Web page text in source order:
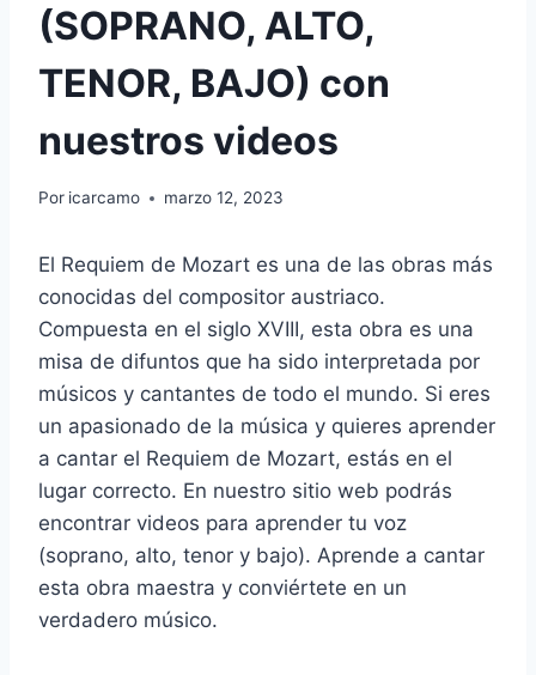
(SOPRANO, ALTO,
TENOR, BAJO) con
nuestros videos
Por icarcamo marzo 12, 2023
El Requiem de Mozart es una de las obras más
conocidas del compositor austriaco.
Compuesta en el siglo XVIII, esta obra es una
misa de difuntos que ha sido interpretada por
músicos y cantantes de todo el mundo. Si eres
un apasionado de la música y quieres aprender
a cantar el Requiem de Mozart, estás en el
lugar correcto. En nuestro sitio web podrás
encontrar videos para aprender tu voz
(soprano, alto, tenor y bajo). Aprende a cantar
esta obra maestra y conviértete en un
verdadero músico.